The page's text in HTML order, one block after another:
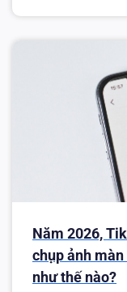
Năm 2026,
chụp ảnh
như thế nào?